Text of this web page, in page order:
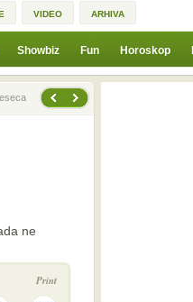
VIDEO ARHIVA
Showbiz Fun Horoskop
ne
Print